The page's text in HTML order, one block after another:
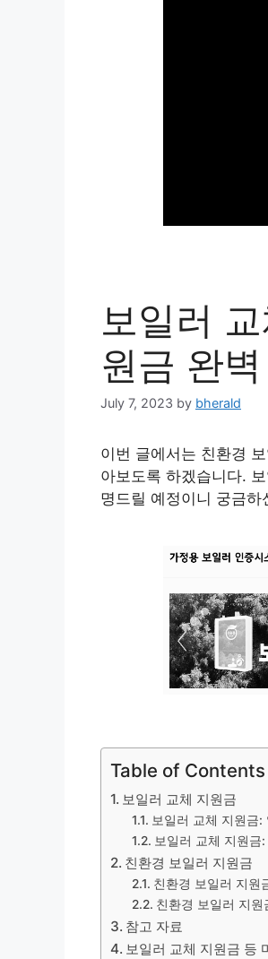
보일러
원금 완
July 7, 2023 by bherald
이번 글에서는 친환경
아보도록 하겠습니다.
명드릴 예정이니 궁금
Table of Contents
보일러 교체 지원금
보일러 교체 지원금:
보일러 교체 지원금
친환경 보일러 지원금
친환경 보일러 지원
친환경 보일러 지원
참고 자료
보일러 교체 지원금 등